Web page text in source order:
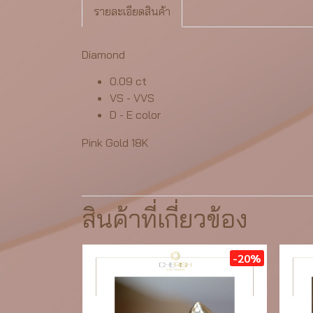
รายละเอียดสินค้า
Diamond
0.09 ct
VS - VVS
D - E color
Pink Gold 18K
สินค้าที่เกี่ยวข้อง
-20%